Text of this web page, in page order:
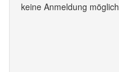
keine Anmeldung möglich